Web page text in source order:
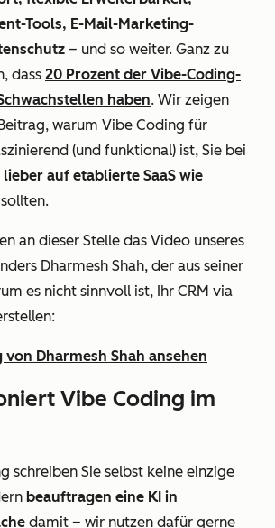
Tools, E-Mail-Marketing-
– und so weiter. Ganz zu
dass 20 Prozent der Vibe-Coding-
haben. Wir zeigen
warum Vibe Coding für
(und funktional) ist, Sie bei
lieber auf etablierte SaaS wie
sollten.
an dieser Stelle das Video unseres
Dharmesh Shah, der aus seiner
es nicht sinnvoll ist, Ihr CRM via
Dharmesh Shah ansehen
Vibe Coding im
schreiben Sie selbst keine einzige
beauftragen eine KI in
damit – wir nutzen dafür gerne